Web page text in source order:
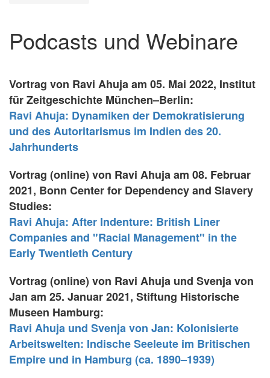
Podcasts und Webinare
Vortrag von Ravi Ahuja am 05. Mai 2022, Institut
für Zeitgeschichte München–Berlin:
Ravi Ahuja: Dynamiken der Demokratisierung
und des Autoritarismus im Indien des 20.
Jahrhunderts
Vortrag (online) von Ravi Ahuja am 08. Februar
2021, Bonn Center for Dependency and Slavery
Studies:
Ravi Ahuja: After Indenture: British Liner
Companies and "Racial Management" in the
Early Twentieth Century
Vortrag (online) von Ravi Ahuja und Svenja von
Jan am 25. Januar 2021, Stiftung Historische
Museen Hamburg:
Ravi Ahuja und Svenja von Jan: Kolonisierte
Arbeitswelten: Indische Seeleute im Britischen
Empire und in Hamburg (ca. 1890–1939)